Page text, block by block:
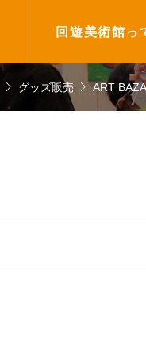
回遊美術館っ
 グッズ販売 ART